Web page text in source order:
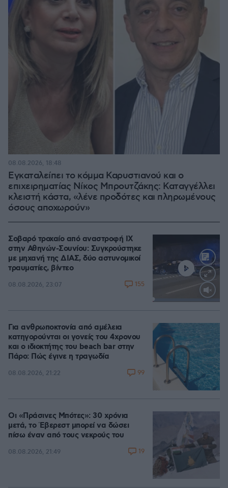
Εγκαταλείπει το κόμμα Καρυστιανού και ο
επιχειρηματίας Νίκος Μπρουτζάκης: Καταγγέλλει
κλειστή κάστα, «λένε προδότες και πληρωμένους
όσους αποχωρούν»
08.08.2026, 18:48
Σοβαρό τροχαίο από αναστροφή ΙΧ
στην Αθηνών-Σουνίου: Συγκρούστηκε
με μηχανή της ΔΙΑΣ, δύο αστυνομικοί
τραυματίες, βίντεο
08.08.2026, 23:07 155
Για ανθρωποκτονία από αμέλεια
κατηγορούνται οι γονείς του 4χρονου
και ο ιδιοκτήτης του beach bar στην
Πάρο: Πώς έγινε η τραγωδία
08.08.2026, 21:22 99
Οι «Πράσινες Μπότες»: 30 χρόνια
μετά, το Έβερεστ μπορεί να δώσει
πίσω έναν από τους νεκρούς του
08.08.2026, 21:49 19